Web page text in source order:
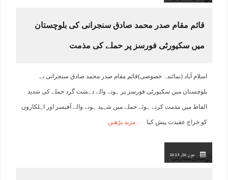
قائم مقام صدر محمد صادق سنجرانی کی بلوچستان
میں سکیورٹی فورسز پر حملے کی مذمت
اسلام آباد (نمائندہ خصوصی)قائم مقام صدر محمد صادق سنجرانی نے
بلوچستان میں سکیورٹی فورسز پر ہونے والے دہشت گرد حملے کی شدید
الفاظ میں مذمت کرتے ہوئے حملے میں شہید ہونے والے آفیسر اور اہلکاروں
کو خراج عقیدت پیش کیا مزید پڑھیں
جون 26, 2023